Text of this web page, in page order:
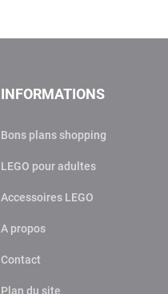
INFORMATIONS
Bons plans shopping
LEGO pour adultes
Accessoires LEGO
A propos
Contact
Plan du site